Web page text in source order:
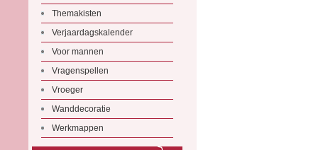
Themakisten
Verjaardagskalender
Voor mannen
Vragenspellen
Vroeger
Wanddecoratie
Werkmappen